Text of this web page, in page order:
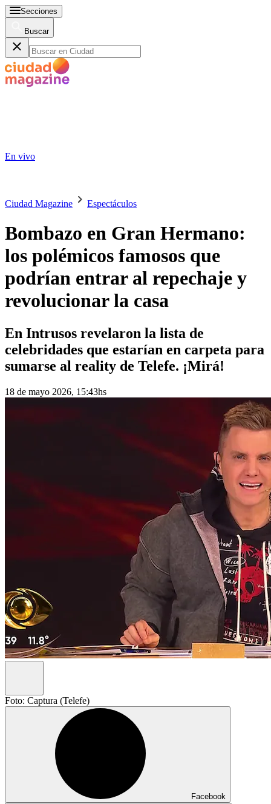
Secciones
Buscar
En vivo
Ciudad Magazine Espectáculos
Bombazo en Gran Hermano:
los polémicos famosos que
podrían entrar al repechaje y
revolucionar la casa
En Intrusos revelaron la lista de
celebridades que estarían en carpeta para
sumarse al reality de Telefe. ¡Mirá!
18 de mayo 2026, 15:43hs
Foto: Captura (Telefe)
Facebook